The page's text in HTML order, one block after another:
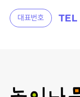
대표번호 TEL